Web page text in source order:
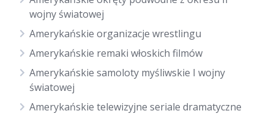
wojny światowej
Amerykańskie organizacje wrestlingu
Amerykańskie remaki włoskich filmów
Amerykańskie samoloty myśliwskie I wojny
światowej
Amerykańskie telewizyjne seriale dramatyczne